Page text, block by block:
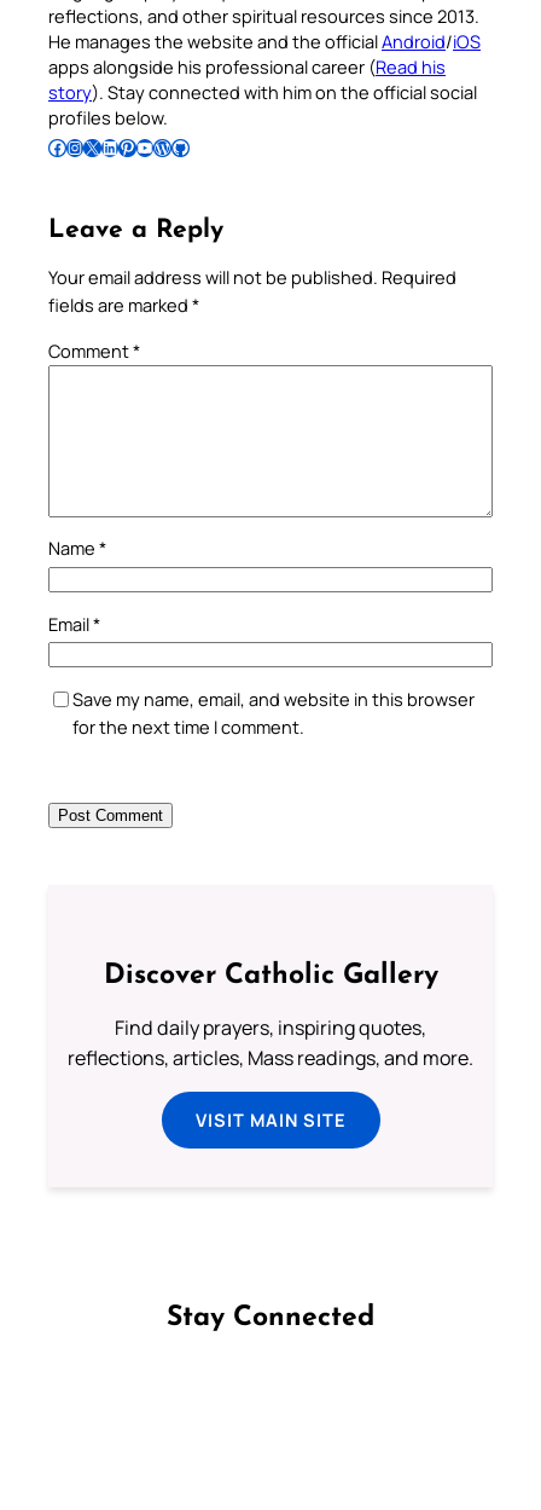
reflections, and other spiritual resources since 2013.
He manages the website and the officialAndroid/iOS
apps alongside his professional career (Read his
story). Stay connected with him on the official social
profiles below.
Follow Pradeep on Facebook Follow Pradeep on InstagramFollow Pradeep on X Follow Pradeep on LinkedIn Follow Pradeep on Pinterest Subscribe to Pradeep’s Youtube Channel Follow Pradeep on WordPress Follow Pradeep on GitHub
Leave a Reply
Your email address will not be published. Required
fields are marked *
Comment*
Name *
Email*
Save my name, email, and website in this browser
for the next time I comment.
Discover Catholic Gallery
Find daily prayers, inspiring quotes,
reflections, articles, Mass readings, and more.
VISIT MAIN SITE
Stay Connected